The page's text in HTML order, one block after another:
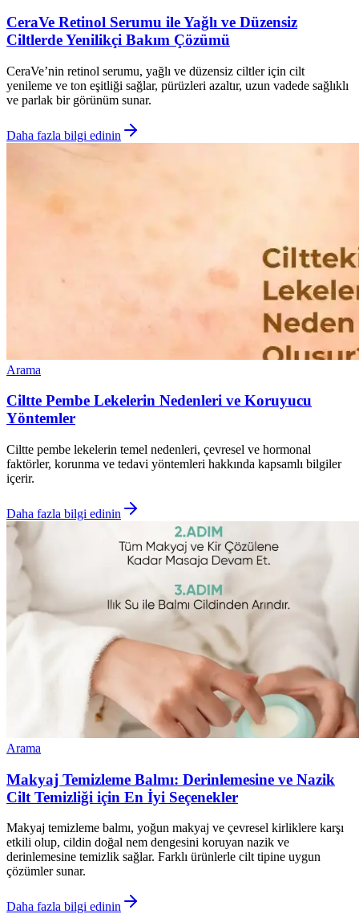
CeraVe Retinol Serumu ile Yağlı ve Düzensiz
Ciltlerde Yenilikçi Bakım Çözümü
CeraVe’nin retinol serumu, yağlı ve düzensiz ciltler için cilt
yenileme ve ton eşitliği sağlar, pürüzleri azaltır, uzun vadede sağlıklı
ve parlak bir görünüm sunar.
Daha fazla bilgi edinin
Arama
Ciltte Pembe Lekelerin Nedenleri ve Koruyucu
Yöntemler
Ciltte pembe lekelerin temel nedenleri, çevresel ve hormonal
faktörler, korunma ve tedavi yöntemleri hakkında kapsamlı bilgiler
içerir.
Daha fazla bilgi edinin
Arama
Makyaj Temizleme Balmı: Derinlemesine ve Nazik
Cilt Temizliği için En İyi Seçenekler
Makyaj temizleme balmı, yoğun makyaj ve çevresel kirliklere karşı
etkili olup, cildin doğal nem dengesini koruyan nazik ve
derinlemesine temizlik sağlar. Farklı ürünlerle cilt tipine uygun
çözümler sunar.
Daha fazla bilgi edinin